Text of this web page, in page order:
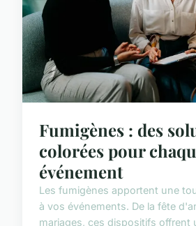
Fumigènes : des
colorées pour
événement
Les fumigènes apportent une
à vos événements. De la fête
mariages, ces dispositifs offrent